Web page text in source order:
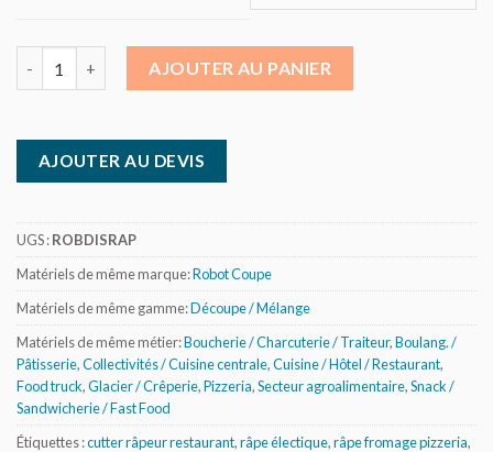
AJOUTER AU PANIER
AJOUTER AU DEVIS
UGS :ROBDISRAP
Matériels de même marque:Robot Coupe
Matériels de même gamme:Découpe / Mélange
Matériels de même métier:Boucherie / Charcuterie / Traiteur,Boulang. /
Pâtisserie,Collectivités / Cuisine centrale,Cuisine / Hôtel / Restaurant,
Food truck,Glacier / Crêperie,Pizzeria,Secteur agroalimentaire,Snack /
Sandwicherie / Fast Food
Étiquettes :cutter râpeur restaurant,râpe électique,râpe fromage pizzeria,